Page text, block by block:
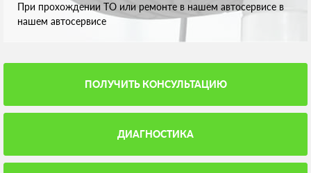
При прохождении ТО или ремонте в нашем автосервисе в
нашем автосервисе
ПОЛУЧИТЬ КОНСУЛЬТАЦИЮ
ДИАГНОСТИКА